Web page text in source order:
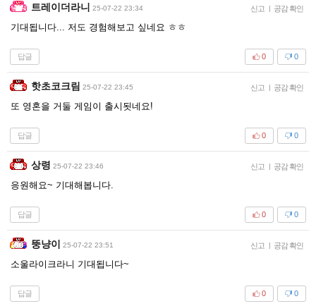
트레이더라니 25-07-22 23:34 신고 | 공감 확인
기대됩니다... 저도 경험해보고 싶네요 ㅎㅎ
답글 0
0
핫초코크림 25-07-22 23:45 신고 | 공감 확인
또 영혼을 거둘 게임이 출시됫네요!
답글 0
0
상령 25-07-22 23:46 신고 | 공감 확인
응원해요~ 기대해봅니다.
답글 0
0
뚱냥이 25-07-22 23:51 신고 | 공감 확인
소울라이크라니 기대됩니다~
답글 0
0